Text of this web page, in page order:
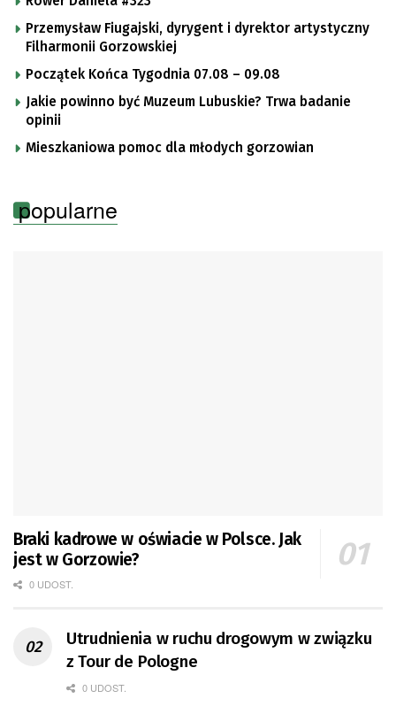
Przemysław Fiugajski, dyrygent i dyrektor artystyczny
Filharmonii Gorzowskiej
Początek Końca Tygodnia 07.08 – 09.08
Jakie powinno być Muzeum Lubuskie? Trwa badanie
opinii
Mieszkaniowa pomoc dla młodych gorzowian
popularne
Braki kadrowe w oświacie w Polsce. Jak
jest w Gorzowie?
0 UDOST.
Utrudnienia w ruchu drogowym w związku
z Tour de Pologne
0 UDOST.